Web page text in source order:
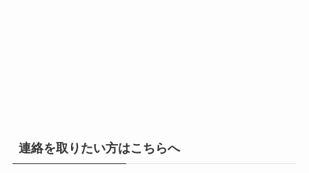
連絡を取りたい方はこちらへ